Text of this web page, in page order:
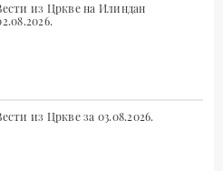
из Цркве на Илиндан
из Цркве за 03.08.2026.